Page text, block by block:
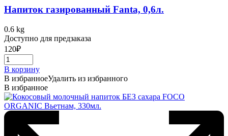
Напиток газированный Fanta, 0,6л.
0.6 kg
Доступно для предзаказа
120₽
В корзину
В избранноеУдалить из избранного
В избранное